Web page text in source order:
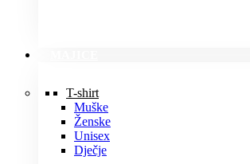
T-shirt
Muške
Ženske
Unisex
Dječje